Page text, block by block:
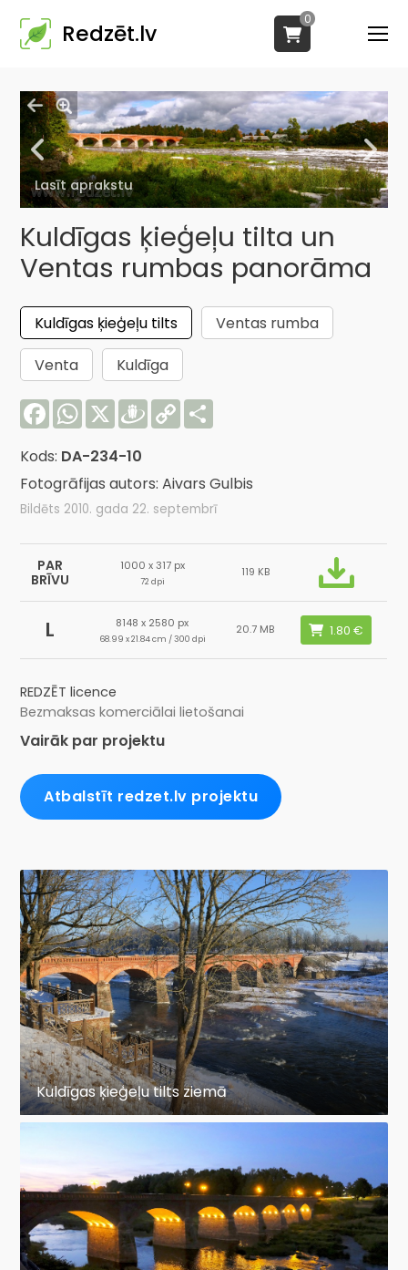
Redzēt.lv
0
Lasīt aprakstu
Kuldīgas ķieģeļu tilta un
Ventas rumbas panorāma
Kuldīgas ķieģeļu tilts
Ventas rumba
Venta
Kuldīga
FacebookWhatsApp
X Draugiem
Copy
Link
Kods: DA-234-10
Fotogrāfijas autors: Aivars Gulbis
Bildēts 2010. gada 22. septembrī
PAR
BRĪVU
1000 x 317 px
72 dpi
119 KB
L 8148 x 2580 px
68.99 x 21.84 cm / 300 dpi
20.7 MB
REDZĒT licence
Bezmaksas komerciālai lietošanai
Vairāk par projektu
Atbalstīt redzet.lv projektu
Kuldīgas ķieģeļu tilts ziemā